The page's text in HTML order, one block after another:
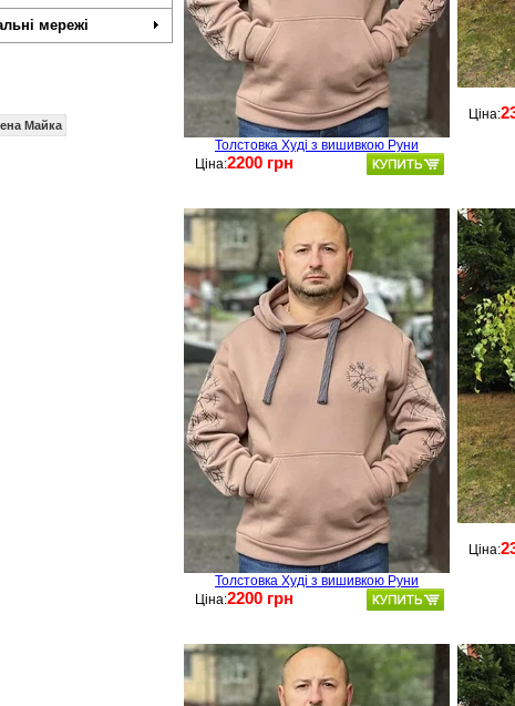
мережі
Майка
Толстовка Худі з вишивкою Руни
Ціна:2200 грн
Ціна:
Толстовка Худі з вишивкою Руни
Ціна:2200 грн
Ціна: